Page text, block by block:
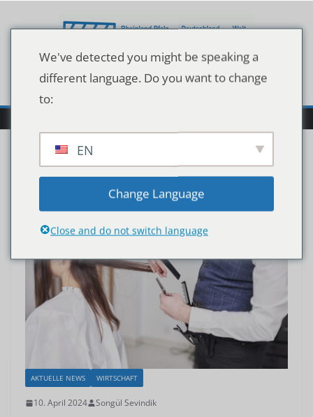
Inhalt
Autor:
AKTUELLE NEWS WIRTSCHAFT
10. April 2024 Songül Sevindik
We've detected you might be speaking a
different language. Do you want to change
to:
EN
Change Language
Close and do not switch language